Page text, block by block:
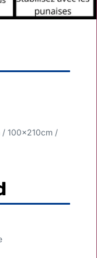
/ 100x210cm /